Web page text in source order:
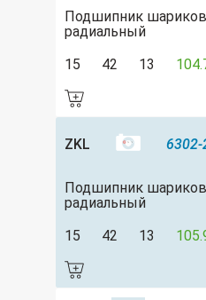
Подшипник
радиальный
15
42 13
ZKL 6302-
Подшипник
радиальный
15
42 13